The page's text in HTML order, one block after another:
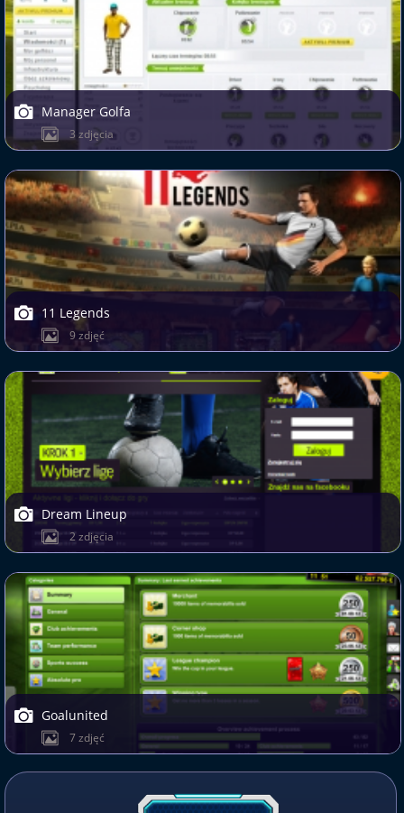
Manager Golfa
3 zdjęcia
11 Legends
9 zdjęć
Dream Lineup
2 zdjęcia
Goalunited
7 zdjęć